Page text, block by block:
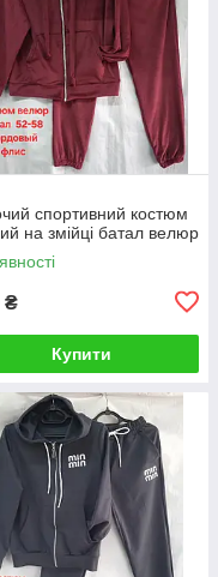
спортивний костюм
на змійці батал велюр
₴
Купити